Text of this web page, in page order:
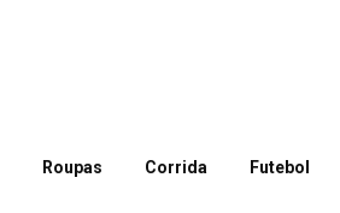
Roupas Corrida Futebol